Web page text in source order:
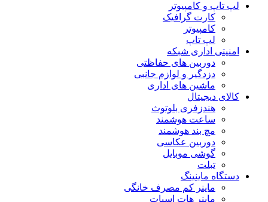
لپ تاپ و کامپیوتر
کارت گرافیک
کامپیوتر
لپ تاپ
امنیتی اداری شبکه
دوربین های حفاظتی
دزدگیر و لوازم جانبی
ماشین های اداری
کالای دیجیتال
هندزفری بلوتوث
ساعت هوشمند
مچ بند هوشمند
دوربین عکاسی
گوشی موبایل
تبلت
دستگاه ماینینگ
ماینر کم مصرف خانگی
ماینر هات اسپات